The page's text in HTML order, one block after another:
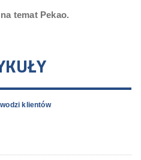
temat Pekao.
klientów